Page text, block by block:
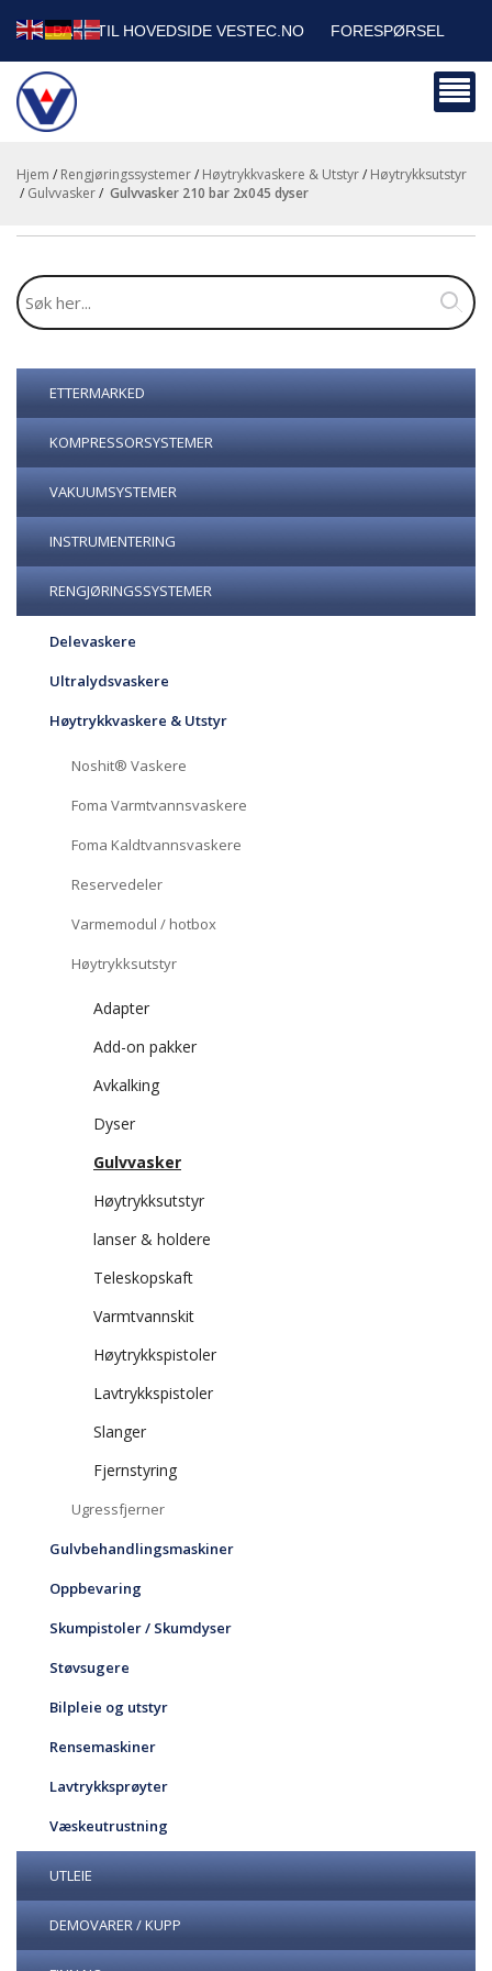
TILBAKE TIL HOVEDSIDE VESTEC.NO FORESPØRSEL
HANDLEVOGN
BEDRIFTSKUNDER
Hjem / Rengjøringssystemer/ Høytrykkvaskere & Utstyr/ Høytrykksutstyr
/ Gulvvasker/ gulvvasker 210 bar 2x045 dyser
ETTERMARKED
KOMPRESSORSYSTEMER
VAKUUMSYSTEMER
INSTRUMENTERING
RENGJØRINGSSYSTEMER
Delevaskere
Ultralydsvaskere
Høytrykkvaskere & Utstyr
Noshit® Vaskere
Foma Varmtvannsvaskere
Foma Kaldtvannsvaskere
Reservedeler
Varmemodul / hotbox
Høytrykksutstyr
Adapter
Add-on pakker
Avkalking
Dyser
Gulvvasker
Høytrykksutstyr
lanser & holdere
Teleskopskaft
Varmtvannskit
Høytrykkspistoler
Lavtrykkspistoler
Slanger
Fjernstyring
Ugressfjerner
Gulvbehandlingsmaskiner
Oppbevaring
Skumpistoler / Skumdyser
Støvsugere
Bilpleie og utstyr
Rensemaskiner
Lavtrykksprøyter
Væskeutrustning
UTLEIE
DEMOVARER / KUPP